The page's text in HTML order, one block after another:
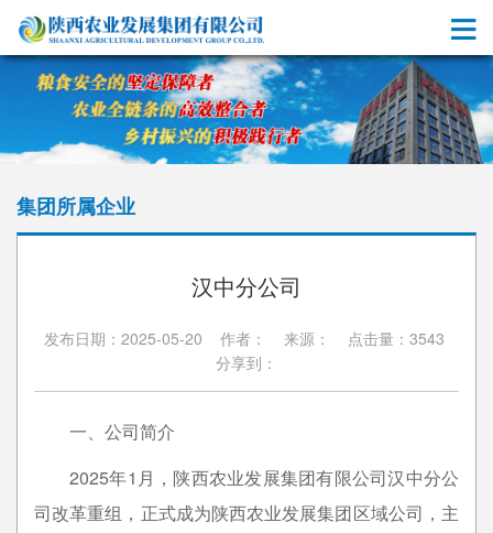
集团所属企业
汉中分公司
发布日期：2025-05-20 作者： 来源： 点击量：3543
分享到：
一、公司简介
2025年1月，陕西农业发展集团有限公司汉中分公
司改革重组，正式成为陕西农业发展集团区域公司，主